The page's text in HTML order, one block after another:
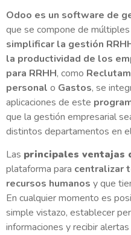
Odoo es un software de
que se compone de
simplificar la gestión
la productividad de los
para RRHH, como
personal o Gastos, se
aplicaciones de este
que la gestión empresarial
distintos departamentos en
Las principales ventajas
plataforma para centralizar
recursos humanos y que
En cualquier momento es
simple vistazo, establecer
informaciones y recibir